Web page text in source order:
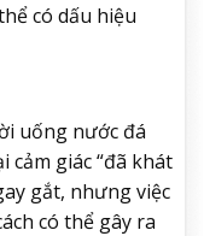
có dấu hiệu
uống nước đá
cảm giác “đã khát
gắt, nhưng việc
có thể gây ra